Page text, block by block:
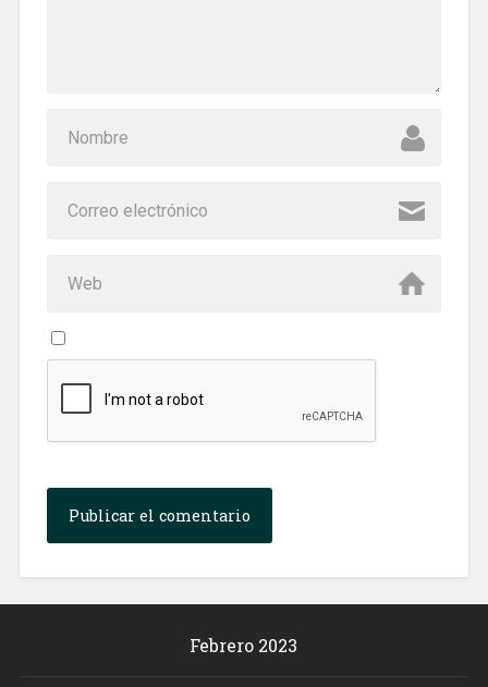
Febrero 2023